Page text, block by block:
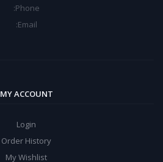
Phone:
Email:
MY ACCOUNT
Login
Order History
My Wishlist